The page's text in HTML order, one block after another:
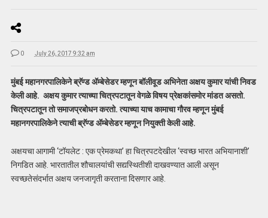
0 July 26, 2017 9:32 am
मुंबई महानगरपालिकेने ब्रॅण्ड ॲम्बेसेडर म्हणून बॉलीवूड अभिनेता अक्षय कुमार यांची निवड
केली आहे. अक्षय कुमार त्याच्या चित्रपटातून वेगळे विषय प्रेक्षकांसमोर मांडत असतो.
चित्रपटातून तो समाजप्रबोधन करतो. त्याच्या याच कामाचा गौरव म्हणून मुंबई
महानगरपालिकेने त्याची ब्रॅण्ड ॲम्बेसेडर म्हणून नियुक्ती केली आहे.
अक्षयचा आगामी ‘टॉयलेट : एक प्रेमकथा’ हा चित्रपटदेखील ‘स्वच्छ भारत अभियानाशी’
निगडित आहे. भारतातील शौचालयांची सद्यस्थितीशी दाखवण्यात आली असून
स्वच्छतेसंदर्भात अक्षय जनजागृती करताना दिसणार आहे.